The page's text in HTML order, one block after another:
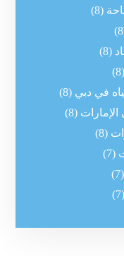
(8)
(8)
(8)
في دبي (8)
(8)
(8)
(7)
(7)
(7)